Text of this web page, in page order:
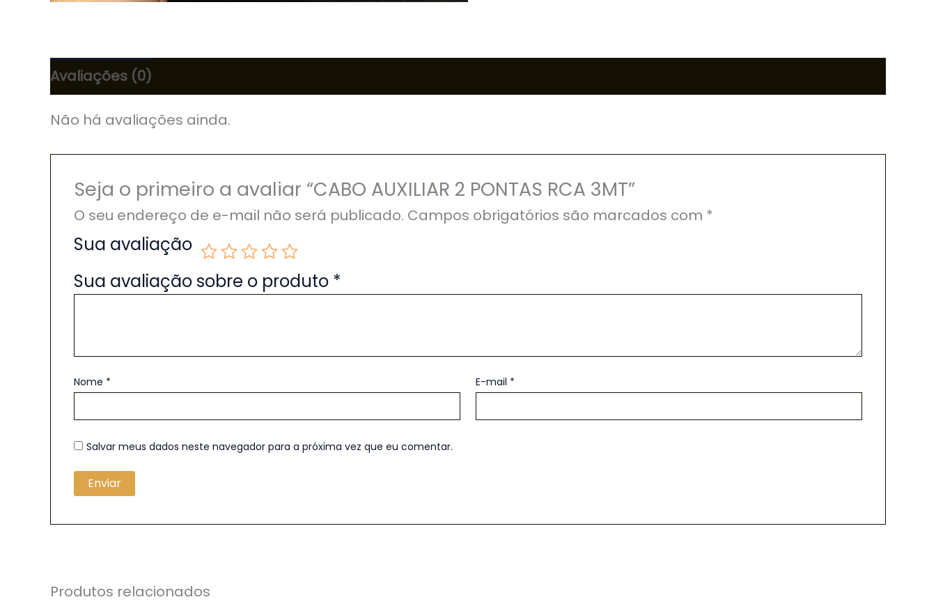
Avaliações (0)
Não há avaliações ainda.
Seja o primeiro a avaliar “CABO AUXILIAR 2 PONTAS RCA 3MT”
O seu endereço de e-mail não será publicado. Campos obrigatórios são marcados com *
Sua avaliação
Sua avaliação sobre o produto *
Nome * E-mail *
Salvar meus dados neste navegador para a próxima vez que eu comentar.
Produtos relacionados